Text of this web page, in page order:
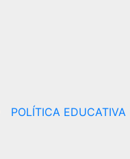
POLÍTICA EDUCATIVA